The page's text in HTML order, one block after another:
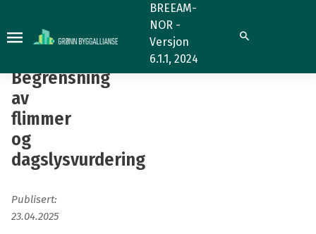
01
M1
Begrensning
av
flimmer
og
dagslysvurdering
BREEAM-
NOR -
Versjon
6.1.1, 2024
Søk
Hea 01
Begrensning
av
flimmer
og
dagslysvurdering
Publisert:
23.04.2025